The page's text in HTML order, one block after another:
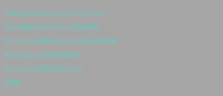
Aides et subventions à l’énergie
Transition énergétique durable
Solutions pour économiser l’énergie
Rénovation énergétique
Solutions d’énergie verte
Blog